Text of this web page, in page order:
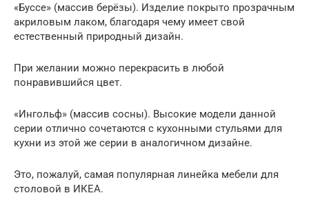
«Буссе» (массив берёзы). Изделие покрыто прозрачным
акриловым лаком, благодаря чему имеет свой
естественный природный дизайн.
При желании можно перекрасить в любой
понравившийся цвет.
«Ингольф» (массив сосны). Высокие модели данной
серии отлично сочетаются с кухонными стульями для
кухни из этой же серии в аналогичном дизайне.
Это, пожалуй, самая популярная линейка мебели для
столовой в ИКЕА.